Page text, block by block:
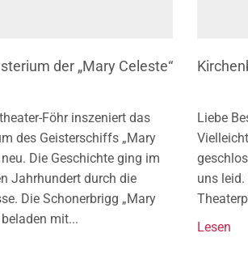
der „Mary Celeste“
Föhr inszeniert das
des Geisterschiffs „Mary
neu. Die Geschichte ging im
Jahrhundert durch die
Die Schonerbrigg „Mary
beladen mit...
Liebe
uns
Lesen